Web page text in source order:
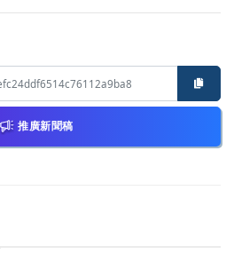
推廣新聞稿